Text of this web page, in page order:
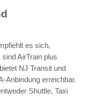
es sich,
AirTrain plus
NJ Transit und
Anbindung erreichbar.
Shuttle, Taxi